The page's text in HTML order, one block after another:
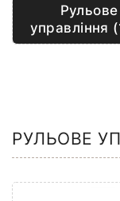
Рульове
управління
РУЛЬОВЕ